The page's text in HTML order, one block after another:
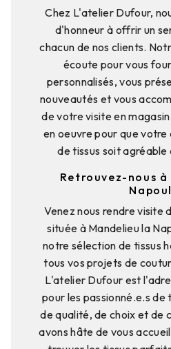
Chez L'atelier Dufour,
d'honneur à offrir un
chacun de nos clients.
écoute pour vous
personnalisés, vous
nouveautés et vous
de votre visite en
en oeuvre pour que
de tissus soit
Retrouvez-nous
Venez nous rendre visite
située à Mandelieu la
notre sélection de tissus
tous vos projets de
L'atelier Dufour est
pour les passionné.e.s de
de qualité, de choix et de
avons hâte de vous